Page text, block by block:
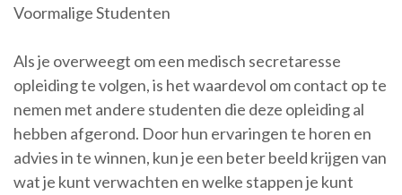
Voormalige Studenten
Als je overweegt om een medisch secretaresse
opleiding te volgen, is het waardevol om contact op te
nemen met andere studenten die deze opleiding al
hebben afgerond. Door hun ervaringen te horen en
advies in te winnen, kun je een beter beeld krijgen van
wat je kunt verwachten en welke stappen je kunt